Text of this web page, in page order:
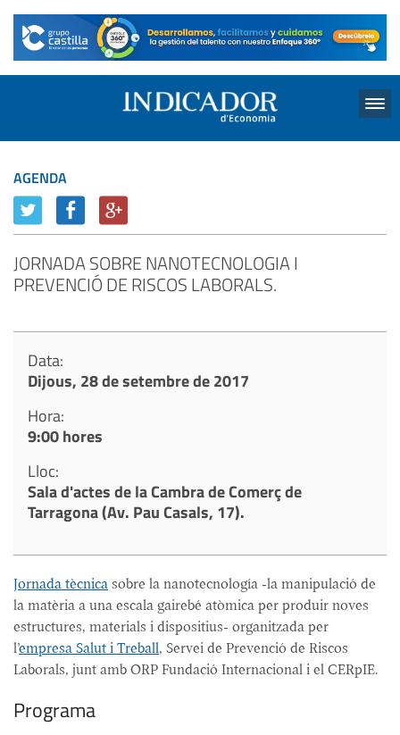
AGENDA
JORNADA SOBRE NANOTECNOLOGIA I
PREVENCIÓ DE RISCOS LABORALS.
Data:
Dijous, 28 de setembre de 2017
Hora:
9:00 hores
Lloc:
Sala d'actes de la Cambra de Comerç de
Tarragona (Av. Pau Casals, 17).
Jornada tècnica sobre la nanotecnología -la manipulació de
la matèria a una escala gairebé atòmica per produir noves
estructures, materials i dispositius- organitzada per
l’empresa Salut i Treball, Servei de Prevenció de Riscos
Laborals, junt amb ORP Fundació Internacional i el CERpIE.
Programa